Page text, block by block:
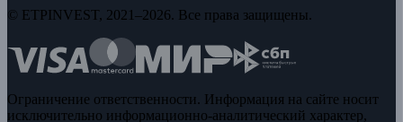
© ETPINVEST, 2021–2026. Все права защищены.
Ограничение ответственности. Информация на сайте носит
исключительно информационно-аналитический характер,